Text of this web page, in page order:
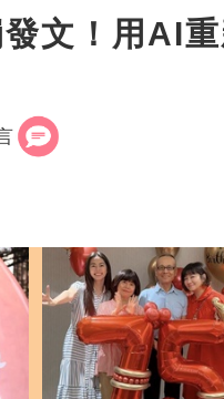
發文！用AI